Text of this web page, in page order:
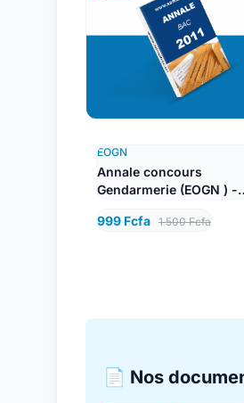
EOGN
Annale concours
Gendarmerie (EOGN ) -
999 Fcfa 1 500 Fcfa
📄 Nos